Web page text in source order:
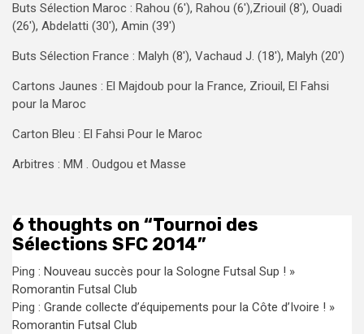
Buts Sélection Maroc : Rahou (6′), Rahou (6′),Zriouil (8′), Ouadi
(26′), Abdelatti (30′), Amin (39′)
Buts Sélection France : Malyh (8′), Vachaud J. (18′), Malyh (20′)
Cartons Jaunes : El Majdoub pour la France, Zriouil, El Fahsi
pour la Maroc
Carton Bleu : El Fahsi Pour le Maroc
Arbitres : MM . Oudgou et Masse
6 thoughts on “Tournoi des
Sélections SFC 2014”
Ping : Nouveau succès pour la Sologne Futsal Sup ! »
Romorantin Futsal Club
Ping : Grande collecte d’équipements pour la Côte d’Ivoire ! »
Romorantin Futsal Club